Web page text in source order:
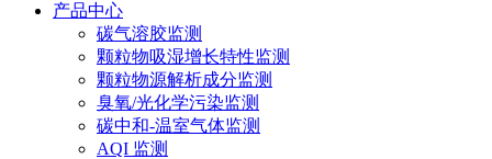
产品中心
碳气溶胶监测
颗粒物吸湿增长特性监测
颗粒物源解析成分监测
臭氧/光化学污染监测
碳中和-温室气体监测
AQI 监测